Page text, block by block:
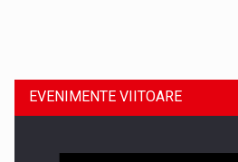
EVENIMENTE VIITOARE